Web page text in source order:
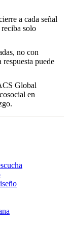
a cada señal
solo
no con
puede
Global
en